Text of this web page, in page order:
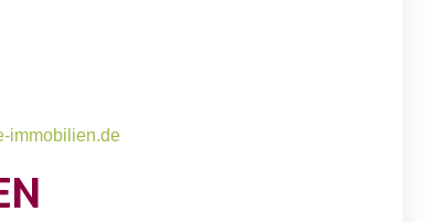
immobilien.de